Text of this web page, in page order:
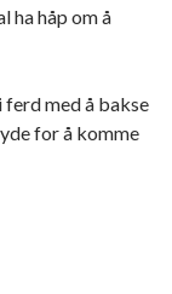
ha håp om å
ferd med å bakse
for å komme